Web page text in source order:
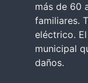
más de 60
familiares.
eléctrico.
municipal
daños.